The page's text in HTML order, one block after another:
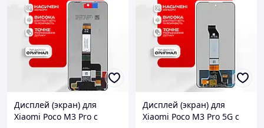
Дисплей (экран) для
Xiaomi Poco M3 Pro с
Дисплей (экран) для
Xiaomi Poco M3 Pro 5G с